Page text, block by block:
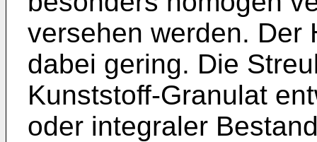
versehen werden. Der
dabei gering. Die
Kunststoff-Granulat
oder integraler